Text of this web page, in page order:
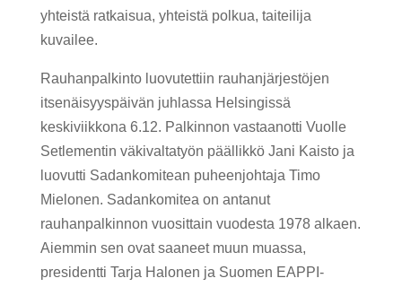
yhteistä ratkaisua, yhteistä polkua, taiteilija
kuvailee.
Rauhanpalkinto luovutettiin rauhanjärjestöjen
itsenäisyyspäivän juhlassa Helsingissä
keskiviikkona 6.12. Palkinnon vastaanotti Vuolle
Setlementin väkivaltatyön päällikkö Jani Kaisto ja
luovutti Sadankomitean puheenjohtaja Timo
Mielonen. Sadankomitea on antanut
rauhanpalkinnon vuosittain vuodesta 1978 alkaen.
Aiemmin sen ovat saaneet muun muassa,
presidentti Tarja Halonen ja Suomen EAPPI-